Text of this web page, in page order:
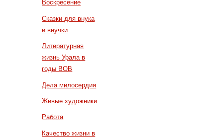
Воскресение
Сказки для внука
и внучки
Литературная
жизнь Урала в
годы ВОВ
Дела милосердия
Живые художники
Работа
Качество жизни в